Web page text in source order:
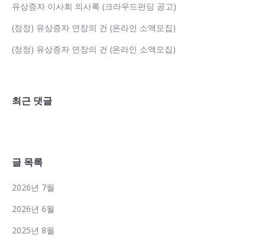
유상증자 이사회 의사록 (크라우드펀딩 공고)
(정정) 유상증자 연장의 건 (온라인 소액모집)
(정정) 유상증자 연장의 건 (온라인 소액모집)
최근 댓글
글 목록
2026년 7월
2026년 6월
2025년 8월